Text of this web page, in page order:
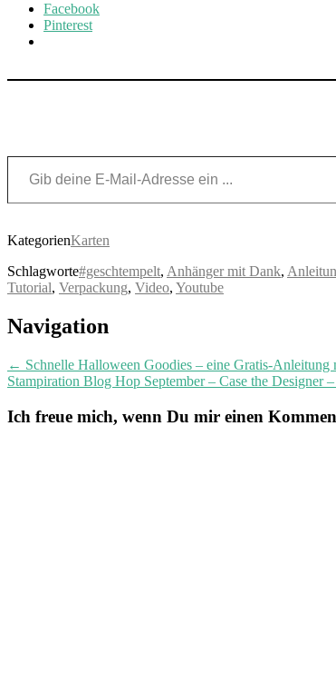
Facebook
Pinterest
Gib deine E-Mail-Adresse ein ...
KategorienKarten
Schlagworte#geschtempelt, Anhänger mit Dank,
Tutorial, Verpackung, Video, Youtube
Post
Navigation
← Schnelle Halloween Goodies – eine Gratis-Anleitung
Stampiration Blog Hop September – Case the Designer
Ich freue mich, wenn Du mir einen